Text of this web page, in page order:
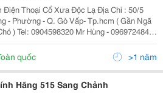
Điện Thoại Cổ Xưa Độc Lạ Địa Chỉ : 50/5
- Phường - Q. Gò Vấp- Tp.hcm ( Gần Ngã
) Tel: 0904598320 Mr Hùng - 0969724844
Toàn Với Người
quốc >1 năm
Hãng 515 Sang Chảnh